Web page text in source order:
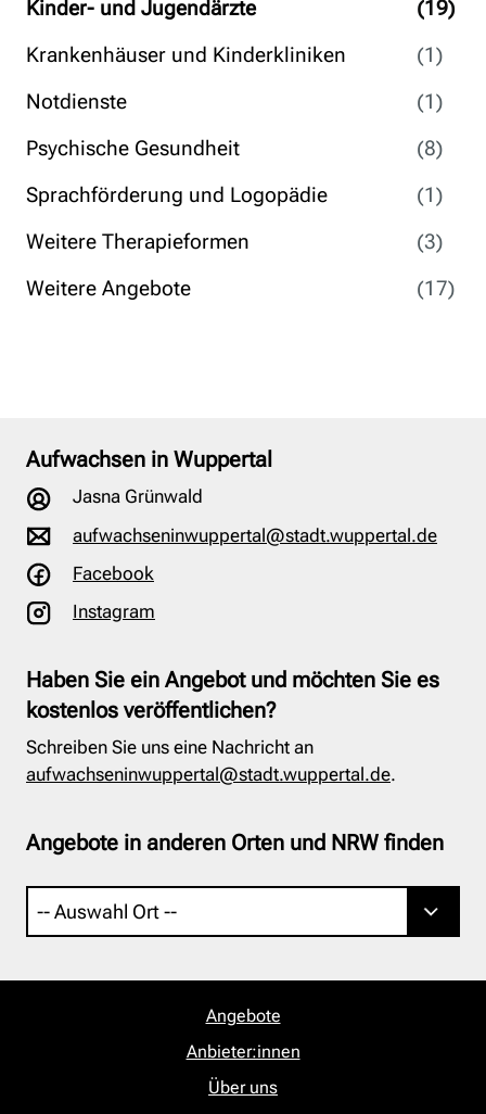
Kinder- und Jugendärzte
(19)
Krankenhäuser und Kinderkliniken
(1)
Notdienste
(1)
Psychische Gesundheit
(8)
Sprachförderung und Logopädie
(1)
Weitere Therapieformen
(3)
Weitere Angebote
(17)
Aufwachsen in Wuppertal
Jasna Grünwald
aufwachseninwuppertal@stadt.wuppertal.de
Facebook
Instagram
Haben Sie ein Angebot und möchten Sie es
kostenlos veröffentlichen?
Schreiben Sie uns eine Nachricht an
aufwachseninwuppertal@stadt.wuppertal.de.
Angebote in anderen Orten und NRW finden
Angebote
Anbieter:innen
Über uns